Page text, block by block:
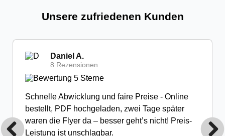
Unsere zufriedenen Kunden
Daniel A.
8 Rezensionen
Schnelle Abwicklung und faire Preise - Online
bestellt, PDF hochgeladen, zwei Tage später
waren die Flyer da – besser geht’s nicht! Preis-
Leistung ist unschlagbar.